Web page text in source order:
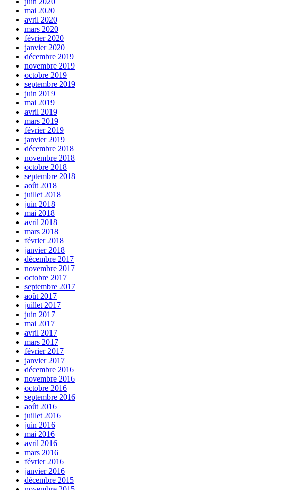
mai 2020
avril 2020
mars 2020
février 2020
janvier 2020
décembre 2019
novembre 2019
octobre 2019
septembre 2019
juin 2019
mai 2019
avril 2019
mars 2019
février 2019
janvier 2019
décembre 2018
novembre 2018
octobre 2018
septembre 2018
août 2018
juillet 2018
juin 2018
mai 2018
avril 2018
mars 2018
février 2018
janvier 2018
décembre 2017
novembre 2017
octobre 2017
septembre 2017
août 2017
juillet 2017
juin 2017
mai 2017
avril 2017
mars 2017
février 2017
janvier 2017
décembre 2016
novembre 2016
octobre 2016
septembre 2016
août 2016
juillet 2016
juin 2016
mai 2016
avril 2016
mars 2016
février 2016
janvier 2016
décembre 2015